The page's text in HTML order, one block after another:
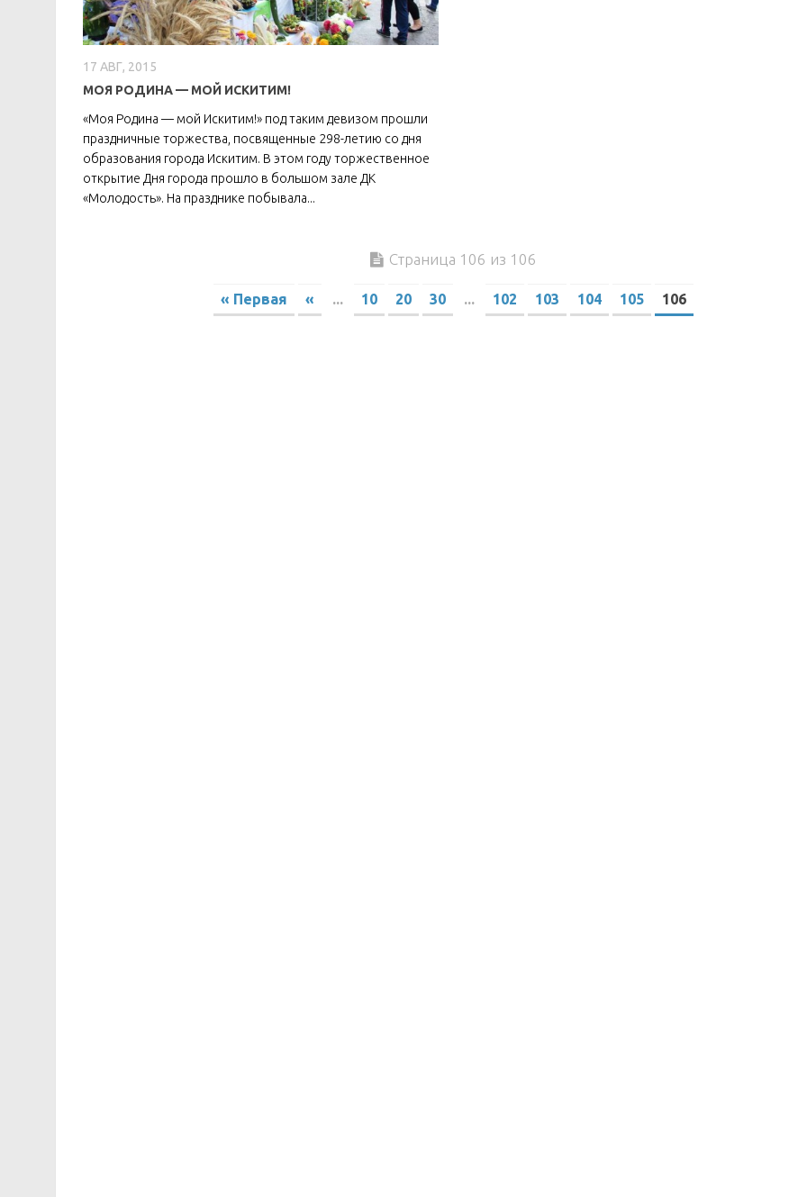
17 АВГ, 2015
МОЯ РОДИНА — МОЙ ИСКИТИМ!
«Моя Родина — мой Искитим!» под таким девизом прошли
праздничные торжества, посвященные 298-летию со дня
образования города Искитим. В этом году торжественное
открытие Дня города прошло в большом зале ДК
«Молодость». На празднике побывала...
Страница 106 из 106
« Первая « ... 10 20 30 ... 102 103 104 105 106